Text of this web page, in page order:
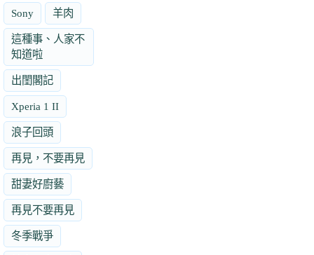
Sony 羊肉
這種事、人家不
知道啦
出閨閣記
Xperia 1 II
浪子回頭
再見，不要再見
甜妻好廚藝
再見不要再見
冬季戰爭